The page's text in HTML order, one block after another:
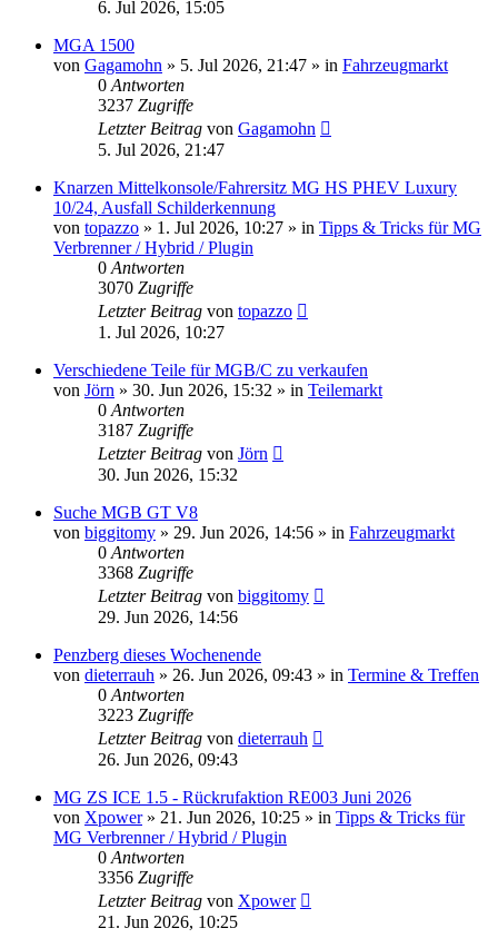
6. Jul 2026, 15:05
MGA 1500
von Gagamohn » 5. Jul 2026, 21:47 » in Fahrzeugmarkt
0 Antworten
3237 Zugriffe
Letzter Beitrag von Gagamohn
5. Jul 2026, 21:47
Knarzen Mittelkonsole/Fahrersitz MG HS PHEV Luxury
10/24, Ausfall Schilderkennung
von topazzo » 1. Jul 2026, 10:27 » in Tipps & Tricks für MG
Verbrenner / Hybrid / Plugin
0 Antworten
3070 Zugriffe
Letzter Beitrag von topazzo
1. Jul 2026, 10:27
Verschiedene Teile für MGB/C zu verkaufen
von Jörn » 30. Jun 2026, 15:32 » in Teilemarkt
0 Antworten
3187 Zugriffe
Letzter Beitrag von Jörn
30. Jun 2026, 15:32
Suche MGB GT V8
von biggitomy » 29. Jun 2026, 14:56 » in Fahrzeugmarkt
0 Antworten
3368 Zugriffe
Letzter Beitrag von biggitomy
29. Jun 2026, 14:56
Penzberg dieses Wochenende
von dieterrauh » 26. Jun 2026, 09:43 » in Termine & Treffen
0 Antworten
3223 Zugriffe
Letzter Beitrag von dieterrauh
26. Jun 2026, 09:43
MG ZS ICE 1.5 - Rückrufaktion RE003 Juni 2026
von Xpower» 21. Jun 2026, 10:25 » in Tipps & Tricks für
MG Verbrenner / Hybrid / Plugin
0 Antworten
3356 Zugriffe
Letzter Beitrag von Xpower
21. Jun 2026, 10:25